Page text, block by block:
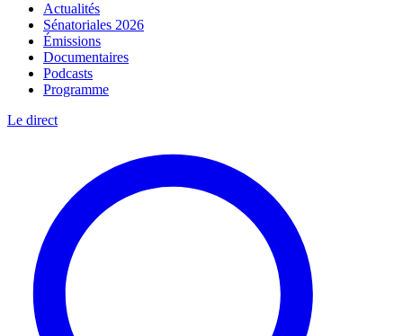
Actualités
Sénatoriales 2026
Émissions
Documentaires
Podcasts
Programme
Le direct